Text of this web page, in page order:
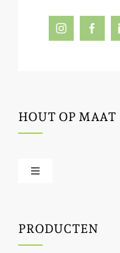
HOUT OP MAAT
Toggle
Houtbewerking
PRODUCTEN